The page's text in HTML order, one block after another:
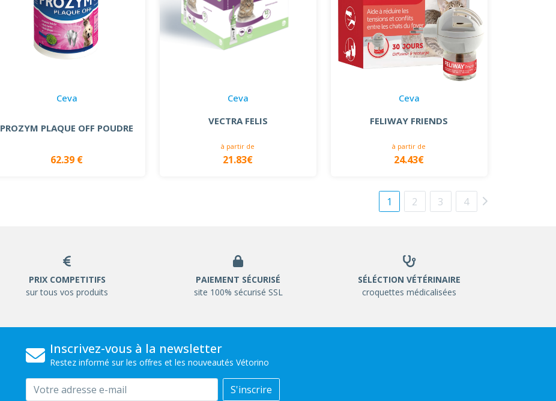
Ceva
PROZYM PLAQUE OFF POUDRE
62.39 €
Ceva
VECTRA FELIS
à partir de
21.83€
Ceva
FELIWAY FRIENDS
à partir de
24.43€
1 2 3 4
PRIX COMPETITIFS
sur tous vos produits
PAIEMENT SÉCURISÉ
site 100% sécurisé SSL
SÉLÉCTION VÉTÉRINAIRE
croquettes médicalisées
Inscrivez-vous à la newsletter
Restez informé sur les offres et les nouveautés Vétorino
Email S'inscrire